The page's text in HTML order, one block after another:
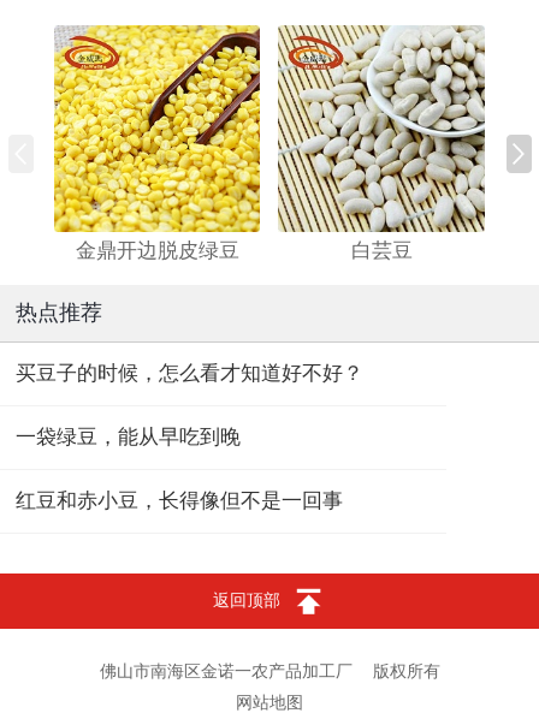
金鼎开边脱皮绿豆 白芸豆
热点推荐
买豆子的时候，怎么看才知道好不好？
一袋绿豆，能从早吃到晚
红豆和赤小豆，长得像但不是一回事
返回顶部
佛山市南海区金诺一农产品加工厂
版权所有
网站地图